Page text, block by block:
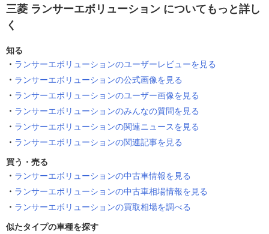
三菱 ランサーエボリューション についてもっと詳し
く
知る
ランサーエボリューションのユーザーレビューを見る
ランサーエボリューションの公式画像を見る
ランサーエボリューションのユーザー画像を見る
ランサーエボリューションのみんなの質問を見る
ランサーエボリューションの関連ニュースを見る
ランサーエボリューションの関連記事を見る
買う・売る
ランサーエボリューションの中古車情報を見る
ランサーエボリューションの中古車相場情報を見る
ランサーエボリューションの買取相場を調べる
似たタイプの車種を探す